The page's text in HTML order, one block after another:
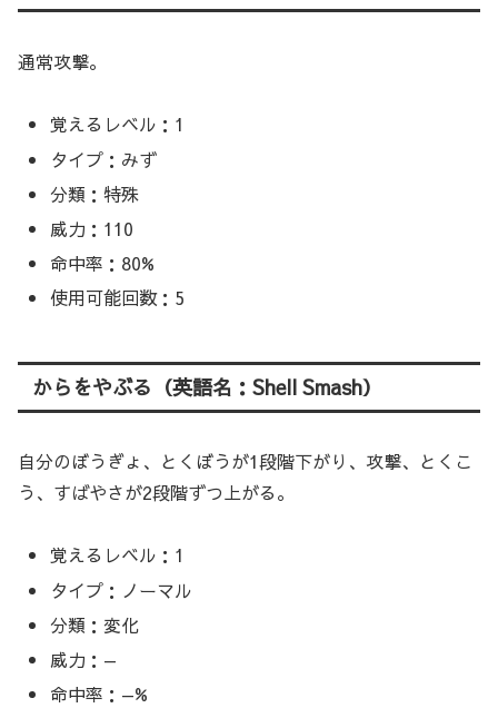
通常攻撃。
覚えるレベル：1
タイプ：みず
分類：特殊
威力：110
命中率：80%
使用可能回数：5
からをやぶる（英語名：Shell Smash）
自分のぼうぎょ、とくぼうが1段階下がり、攻撃、とくこ
う、すばやさが2段階ずつ上がる。
覚えるレベル：1
タイプ：ノーマル
分類：変化
威力：—
命中率：—%